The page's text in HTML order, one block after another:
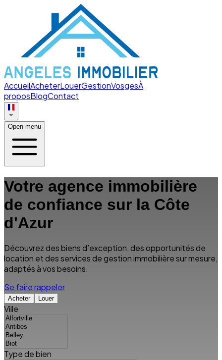
AccueilAcheterLouerGestionVosgesÀ
proposBlogContact
Open menu
Votre agence immobilière
de confiance sur la Côte
d'Azur
Découvrez des biens d’exception, des opportunités de
location et des services de gestion immobilière sur mesure,
adaptés à vos besoins.
Se faire rappeler
Acheter Louer
Ville
Type de bien